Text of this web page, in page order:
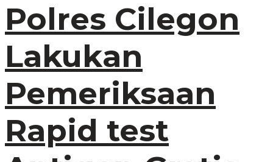
Polres Cilegon
Lakukan
Pemeriksaan
Rapid test